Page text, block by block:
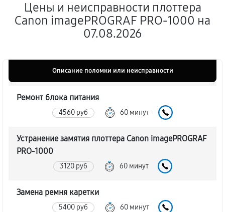
Цены и неисправности плоттера
Canon imagePROGRAF PRO-1000 на
07.08.2026
Описание поломки или неисправности
Ремонт блока питания
4560 руб 60 минут
Устранение замятия плоттера Canon imagePROGRAF
PRO-1000
3120 руб 60 минут
Замена ремня каретки
5400 руб 60 минут